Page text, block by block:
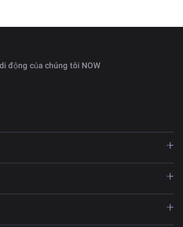
động của chúng tôi NOW